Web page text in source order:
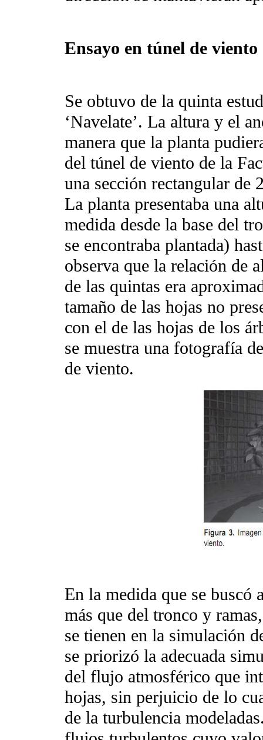
Ensayo en túnel de viento
Se obtuvo de la quinta
‘Navelate’. La altura y el
manera que la planta
del túnel de viento de la
una sección rectangular de
La planta presentaba una
medida desde la base del
se encontraba plantada)
observa que la relación de
de las quintas era
tamaño de las hojas no
con el de las hojas de los
se muestra una fotografía
de viento.
En la medida que se buscó
más que del tronco y
se tienen en la simulación
se priorizó la adecuada
del flujo atmosférico que
hojas, sin perjuicio de lo
de la turbulencia